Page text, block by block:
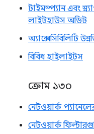
টাইমস্প্যান এবং
লাইটহাউস অডিট
অ্যাক্সেসিবিলিটি
বিবিধ হাইলাইটস
ক্রোম ১৩০
নেটওয়ার্ক
নেটওয়ার্ক